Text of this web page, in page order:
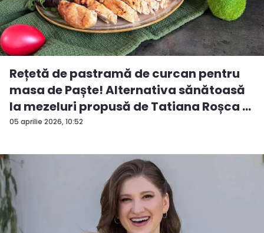
05 aprilie 2026, 10:52
Rețetă de pastramă de curcan pentru
masa de Paște! Alternativa sănătoasă
la mezeluri propusă de Tatiana Roșca ...